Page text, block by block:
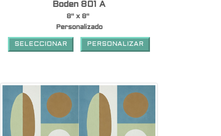
Boden 801 A
8" x 8"
Personalizado
SELECCIONAR PERSONALIZAR